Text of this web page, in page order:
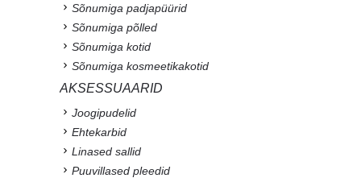
Sõnumiga padjapüürid
Sõnumiga põlled
Sõnumiga kotid
Sõnumiga kosmeetikakotid
AKSESSUAARID
Joogipudelid
Ehtekarbid
Linased sallid
Puuvillased pleedid